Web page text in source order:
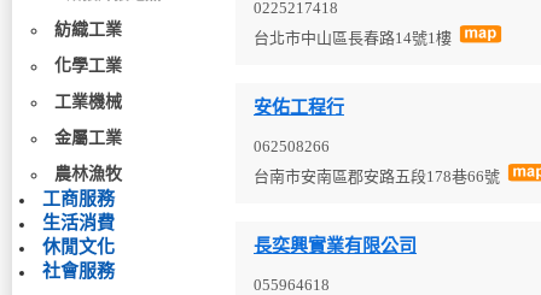
紡織工業
化學工業
工業機械
金屬工業
農林漁牧
工商服務
生活消費
休閒文化
社會服務
0225217418
台北市中山區長春路14號1樓
安佑工程行
062508266
台南市安南區郡安路五段178巷66號
長奕興實業有限公司
055964618